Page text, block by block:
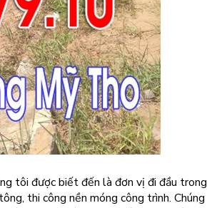
tôi được biết đến là đơn vị đi đầu trong
thi công nền móng công trình. Chúng